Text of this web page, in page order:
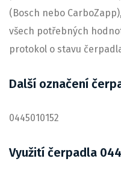
(Bosch nebo
všech potřebných
protokol o stavu
Další označení
0445010152
Využití čerpadla